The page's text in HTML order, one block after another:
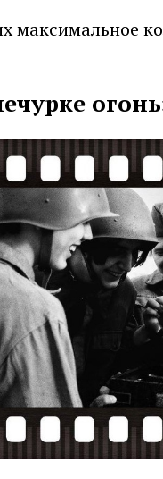
максимальное